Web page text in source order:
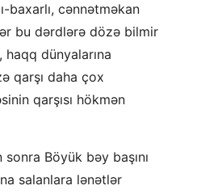
baxarlı, cənnətməkan
bu dərdlərə dözə bilmir
dünyalarına
qarşı daha çox
qarşısı hökmən
Böyük bəy başını
salanlara lənətlər